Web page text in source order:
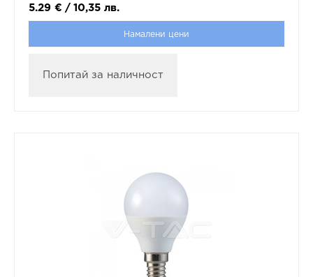
5.29 € / 10,35 лв.
Намалени цени
Попитай за наличност